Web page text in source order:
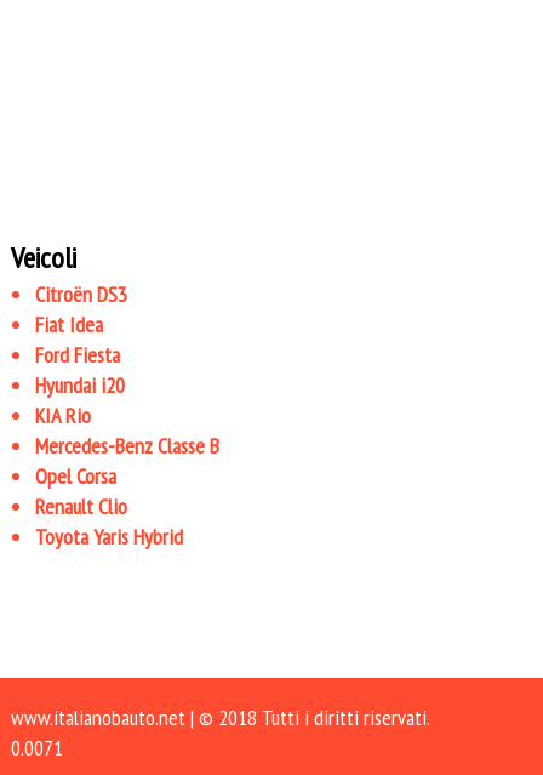
Veicoli
Citroën DS3
Fiat Idea
Ford Fiesta
Hyundai i20
KIA Rio
Mercedes-Benz Classe B
Opel Corsa
Renault Clio
Toyota Yaris Hybrid
www.italianobauto.net| © 2018 Tutti i diritti riservati.
0.0071